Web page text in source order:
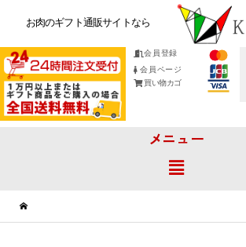
お肉のギフト通販サイトなら
会員登録
会員ページ
買い物カゴ
メニュー